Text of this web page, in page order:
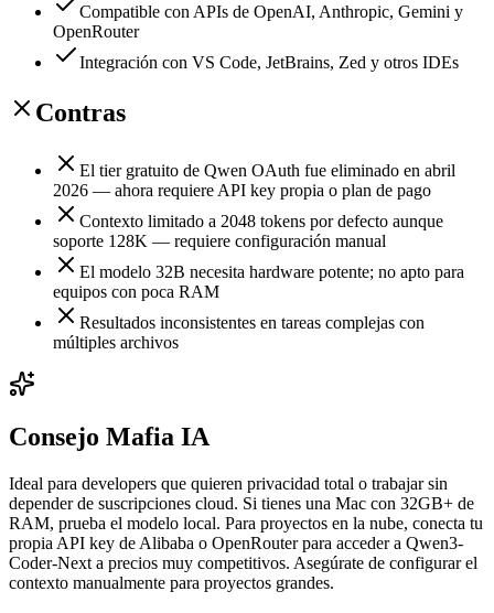
Compatible con APIs de OpenAI, Anthropic, Gemini y
OpenRouter
Integración con VS Code, JetBrains, Zed y otros IDEs
Contras
El tier gratuito de Qwen OAuth fue eliminado en abril
2026 — ahora requiere API key propia o plan de pago
Contexto limitado a 2048 tokens por defecto aunque
soporte 128K — requiere configuración manual
El modelo 32B necesita hardware potente; no apto para
equipos con poca RAM
Resultados inconsistentes en tareas complejas con
múltiples archivos
Consejo Mafia IA
Ideal para developers que quieren privacidad total o trabajar sin
depender de suscripciones cloud. Si tienes una Mac con 32GB+ de
RAM, prueba el modelo local. Para proyectos en la nube, conecta tu
propia API key de Alibaba o OpenRouter para acceder a Qwen3-
Coder-Next a precios muy competitivos. Asegúrate de configurar el
contexto manualmente para proyectos grandes.